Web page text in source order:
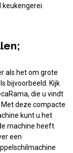
als het om grote
bijvoorbeeld. Kijk
die u vindt
Met deze compacte
kunt u het
machine heeft
een